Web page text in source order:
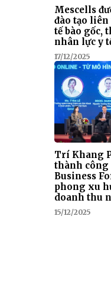
Mescells
đào tạo
tế bào gốc,
nhân lực y
17/12/2025
Trí Khang
thành
Business
phong xu
doanh thu
15/12/2025